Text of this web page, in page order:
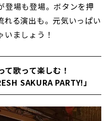
登場も登場。ボタンを押
れる演出も。元気いっぱい
ましょう！
て歌って楽しむ！
SAKURA PARTY!」